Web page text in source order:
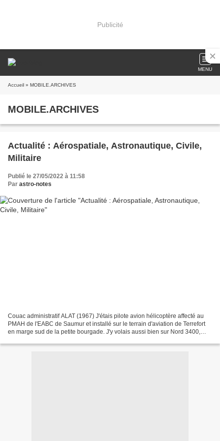
Publicité
MENU
Accueil » MOBILE.ARCHIVES
MOBILE.ARCHIVES
Actualité : Aérospatiale, Astronautique, Civile,
Militaire
Publié le 27/05/2022 à 11:58
Par astro-notes
Couac administratif ALAT (1967) J'étais pilote avion hélicoptère affecté au
PMAH de l'EABC de Saumur et installé sur le terrain d'aviation de Terrefort
en marge sud de la petite bourgade. J'y volais aussi bien sur Nord 3400,